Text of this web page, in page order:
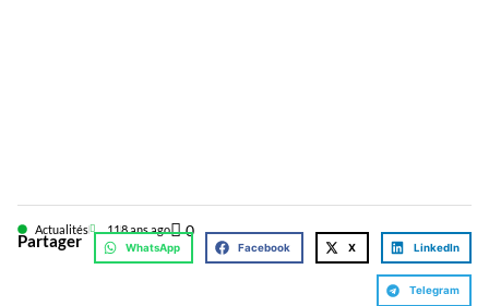
Actualités 118 ans ago 0
Partager WhatsApp Facebook X LinkedIn
Telegram